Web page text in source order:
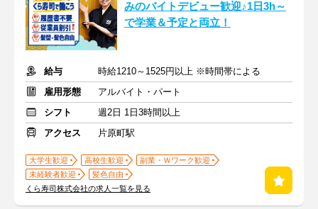
みのバイトデビュー歓迎♪1日3h～
で学業＆予定と両立！
給与
時給1210～1525円以上 ※時間帯による
雇用形態
アルバイト・パート
シフト
週2日 1日3時間以上
アクセス
片原町駅
大学生歓迎 高校生歓迎
副業・Ｗワーク歓迎
未経験者歓迎
髪色自由
くら寿司株式会社の求人一覧を見る